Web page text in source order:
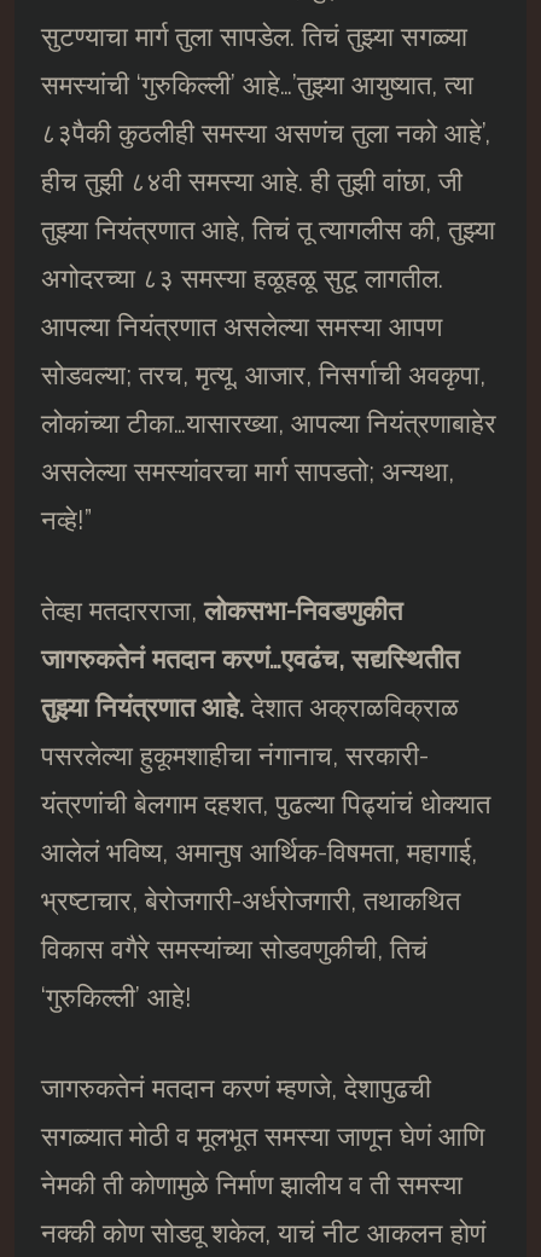
सुटण्याचा मार्ग तुला सापडेल. तिचं तुझ्या सगळ्या
समस्यांची ‘गुरुकिल्ली’ आहे…’तुझ्या आयुष्यात, त्या
८३पैकी कुठलीही समस्या असणंच तुला नको आहे’,
हीच तुझी ८४वी समस्या आहे. ही तुझी वांछा, जी
तुझ्या नियंत्रणात आहे, तिचं तू त्यागलीस की, तुझ्या
अगोदरच्या ८३ समस्या हळूहळू सुटू लागतील.
आपल्या नियंत्रणात असलेल्या समस्या आपण
सोडवल्या; तरच, मृत्यू, आजार, निसर्गाची अवकृपा,
लोकांच्या टीका…यासारख्या, आपल्या नियंत्रणाबाहेर
असलेल्या समस्यांवरचा मार्ग सापडतो; अन्यथा,
नव्हे!”
तेव्हा मतदारराजा,लोकसभा-निवडणुकीत
जागरुकतेनं मतदान करणं…एवढंच, सद्यस्थितीत
तुझ्या नियंत्रणात आहे.देशात अक्राळविक्राळ
पसरलेल्या हुकूमशाहीचा नंगानाच, सरकारी-
यंत्रणांची बेलगाम दहशत, पुढल्या पिढ्यांचं धोक्यात
आलेलं भविष्य, अमानुष आर्थिक-विषमता, महागाई,
भ्रष्टाचार, बेरोजगारी-अर्धरोजगारी, तथाकथित
विकास वगैरे समस्यांच्या सोडवणुकीची, तिचं
‘गुरुकिल्ली’ आहे!
जागरुकतेनं मतदान करणं म्हणजे, देशापुढची
सगळ्यात मोठी व मूलभूत समस्या जाणून घेणं आणि
नेमकी ती कोणामुळे निर्माण झालीय व ती समस्या
नक्की कोण सोडवू शकेल, याचं नीट आकलन होणं